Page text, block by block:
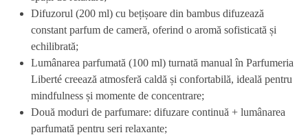
Difuzorul (200 ml) cu bețișoare din bambus difuzează
constant parfum de cameră, oferind o aromă sofisticată și
echilibrată;
Lumânarea parfumată (100 ml) turnată manual în Parfumeria
Liberté creează atmosferă caldă și confortabilă, ideală pentru
mindfulness și momente de concentrare;
Două moduri de parfumare: difuzare continuă + lumânarea
parfumată pentru seri relaxante;